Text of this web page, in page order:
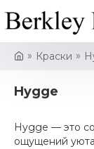
Краски
Hygge
Hygge — это
ощущений